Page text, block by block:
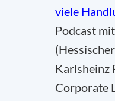
viele
Podcast
Karlsheinz
Corporate